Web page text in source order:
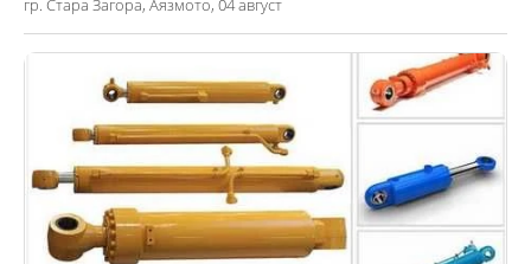
гр. Стара Загора, Аязмото, 04 август